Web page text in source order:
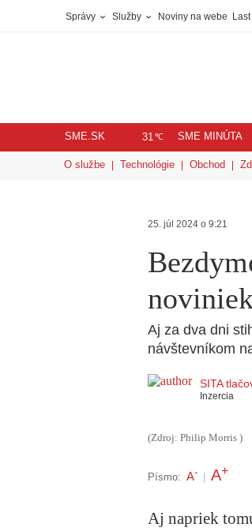
Správy Služby Noviny na webe
SME.SK 31℃ SME MINÚTA
O službe Technológie Obchod
25. júl 2024 o 9:21
Aj za dva dni
návštevníkom
SITA
Inzercia
(Zdroj: Philip Morris )
Písmo: A- A+
Aj napriek